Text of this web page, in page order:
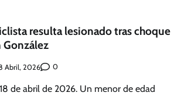
resulta lesionado tras choque
González
Abril, 2026 0
de abril de 2026. Un menor de edad